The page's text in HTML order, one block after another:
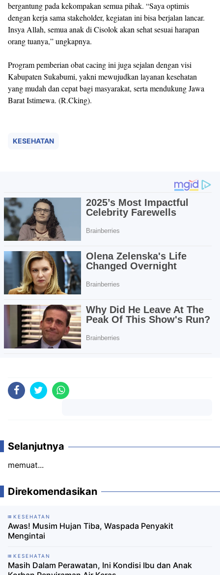
bergantung pada kekompakan semua pihak. “Saya optimis
dengan kerja sama stakeholder, kegiatan ini bisa berjalan lancar.
Insya Allah, semua anak di Cisolok akan sehat sesuai harapan
orang tuanya,” ungkapnya.
Program pemberian obat cacing ini juga sejalan dengan visi
Kabupaten Sukabumi, yakni mewujudkan layanan kesehatan
yang mudah dan cepat bagi masyarakat, serta mendukung Jawa
Barat Istimewa. (R.Cking).
KESEHATAN
Selanjutnya
memuat...
Direkomendasikan
KESEHATAN
Awas! Musim Hujan Tiba, Waspada Penyakit
Mengintai
KESEHATAN
Masih Dalam Perawatan, Ini Kondisi Ibu dan Anak